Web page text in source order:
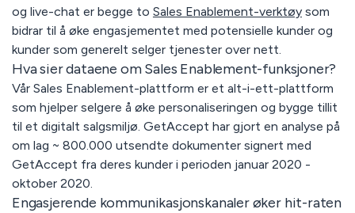
og live-chat er begge to Sales Enablement-verktøysom
bidrar til å øke engasjementet med potensielle kunder og
kunder som generelt selger tjenester over nett.
Hva sier dataene om Sales Enablement-funksjoner?
Vår Sales Enablement-plattform er et alt-i-ett-plattform
som hjelper selgere å øke personaliseringen og bygge tillit
til et digitalt salgsmiljø. GetAccept har gjort en analyse på
om lag ~ 800.000 utsendte dokumenter signert med
GetAccept fra deres kunder i perioden januar 2020 -
oktober 2020.
Engasjerende kommunikasjonskanaler øker hit-raten